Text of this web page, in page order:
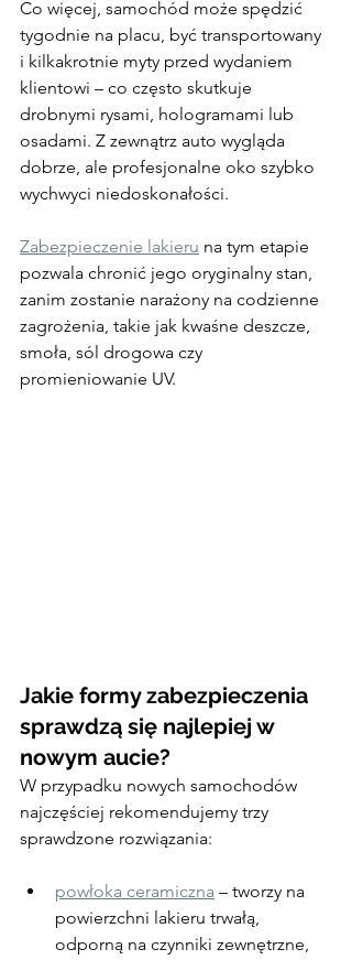
Co więcej, samochód może spędzić
tygodnie na placu, być transportowany
i kilkakrotnie myty przed wydaniem
klientowi – co często skutkuje
drobnymi rysami, hologramami lub
osadami. Z zewnątrz auto wygląda
dobrze, ale profesjonalne oko szybko
wychwyci niedoskonałości.
Zabezpieczenie lakieru na tym etapie
pozwala chronić jego oryginalny stan,
zanim zostanie narażony na codzienne
zagrożenia, takie jak kwaśne deszcze,
smoła, sól drogowa czy
promieniowanie UV.
Jakie formy zabezpieczenia
sprawdzą się najlepiej w
nowym aucie?
W przypadku nowych samochodów
najczęściej rekomendujemy trzy
sprawdzone rozwiązania:
powłoka ceramiczna – tworzy na
powierzchni lakieru trwałą,
odporną na czynniki zewnętrzne,